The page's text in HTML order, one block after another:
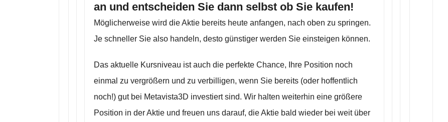
an und entscheiden Sie dann selbst ob Sie kaufen!
Möglicherweise wird die Aktie bereits heute anfangen, nach oben zu springen.
Je schneller Sie also handeln, desto günstiger werden Sie einsteigen können.
Das aktuelle Kursniveau ist auch die perfekte Chance, Ihre Position noch
einmal zu vergrößern und zu verbilligen, wenn Sie bereits (oder hoffentlich
noch!) gut bei Metavista3D investiert sind. Wir halten weiterhin eine größere
Position in der Aktie und freuen uns darauf, die Aktie bald wieder bei weit über